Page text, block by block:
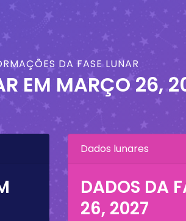
DA FASE LUNAR
EM MARÇO 26,
Dados lunares
DADOS DA
26, 2027